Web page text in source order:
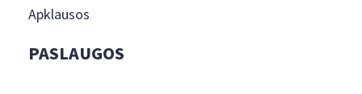
Apklausos
PASLAUGOS